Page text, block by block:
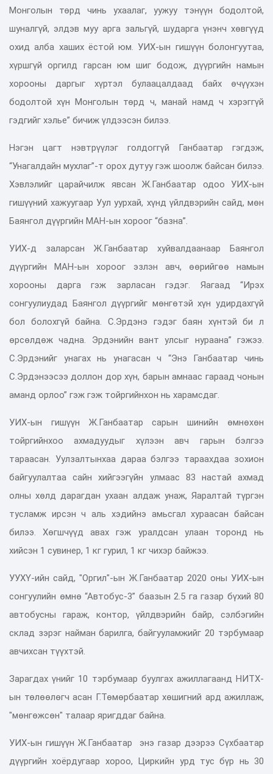
Монголын төрд чинь ухаалаг, уужуу тэнүүн бодолтой,
шуналгүй, элдэв муу арга зальгүй, шударга үнэнч хөвгүүд
охид алба хаших ёстой юм. УИХ-ын гишүүн болонгуутаа,
хүршгүй оргилд гарсан юм шиг бодож, дүүргийн намын
хорооны даргыг хүртэл булаацалдаад байх өчүүхэн
бодолтой хүн Монголын төрд ч, манай намд ч хэрэггүй
гэдгийг хэлье” бичиж үлдээсэн билээ.
Нэгэн цагт нэвтрүүлэг голдоггүй Ганбаатар гэгдэж,
“Унагалдайн мухлаг”-т орох дутуу гэж шоолж байсан билээ.
Хэвлэлийг царайчилж явсан Ж.Ганбаатар одоо УИХ-ын
гишүүний хажуугаар Уул уурхай, хүнд үйлдвэрийн сайд, мөн
Баянгол дүүргийн МАН-ын хороог “базна”.
УИХ-д заларсан Ж.Ганбаатар хуйвалдаанаар Баянгол
дүүргийн МАН-ын хороог эзлэн авч, өөрийгөө намын
хорооны дарга гэж зарласан гэдэг. Яагаад “Ирэх
сонгуулиудад Баянгол дүүргийг мөнгөтэй хүн удирдахгүй
бол болохгүй байна. С.Эрдэнэ гэдэг баян хүнтэй би л
өрсөлдөж чадна. Эрдэнийн вант улсыг нураана” гэжээ.
С.Эрдэнийг унагах нь унагасан ч “Энэ Ганбаатар чинь
С.Эрдэнээсээ доллон дор хүн, барын амнаас гараад чонын
аманд орлоо” гэж гэж тойргийнхон нь харамсдаг.
УИХ-ын гишүүн Ж.Ганбаатар сарын шинийн өмнөхөн
тойргийнхоо ахмадуудыг хүлээн авч гарын бэлгээ
тараасан. Уулзалтынхаа дараа бэлгээ тараахдаа зохион
байгуулалтаа сайн хийгээгүйн улмаас 83 настай ахмад
олны хөлд дарагдан ухаан алдаж унаж, Яаралтай түргэн
тусламж ирсэн ч аль хэдийнэ амьсгал хураасан байсан
билээ. Хөгшчүүд авах гэж уралдсан улаан торонд нь
хийсэн 1 сувинер, 1 кг гурил, 1 кг чихэр байжээ.
УУХҮ-ийн сайд, "Оргил"-ын Ж.Ганбаатар 2020 оны УИХ-ын
сонгуулийн өмнө “Автобус-3” баазын 2.5 га газар бүхий 80
автобусны гараж, контор, үйлдвэрийн байр, сэлбэгийн
склад зэрэг найман барилга, байгууламжийг 20 тэрбумаар
авчихсан түүхтэй.
Зарагдах үнийг 10 тэрбумаар буулгах ажиллагаанд НИТХ-
ын төлөөлөгч асан Г.Төмөрбаатар хөшигний ард ажиллаж,
"мөнгөжсөн" талаар яригддаг байна.
УИХ-ын гишүүн Ж.Ганбаатар энэ газар дээрээ Сүхбаатар
дүүргийн хоёрдугаар хороо, Циркийн урд тус бүр нь 30